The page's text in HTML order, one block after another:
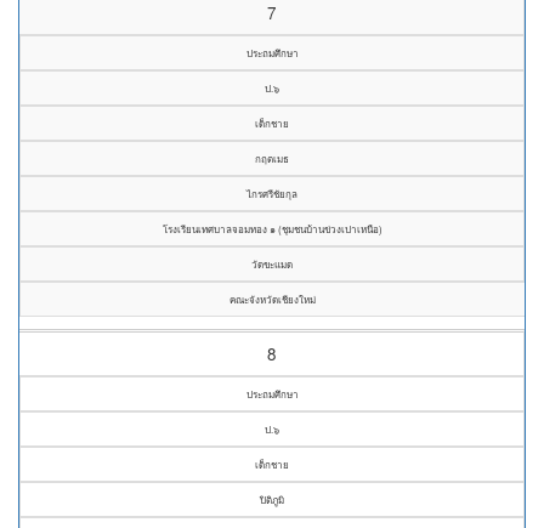
7
ประถมศึกษา
ป.๖
เด็กชาย
กฤตเมธ
ไกรศรีชัยกุล
โรงเรียนเทศบาลจอมทอง ๑ (ชุมชนบ้านข่วงเปาเหนือ)
วัดขะแมด
คณะจังหวัดเชียงใหม่
8
ประถมศึกษา
ป.๖
เด็กชาย
ปิติภูมิ